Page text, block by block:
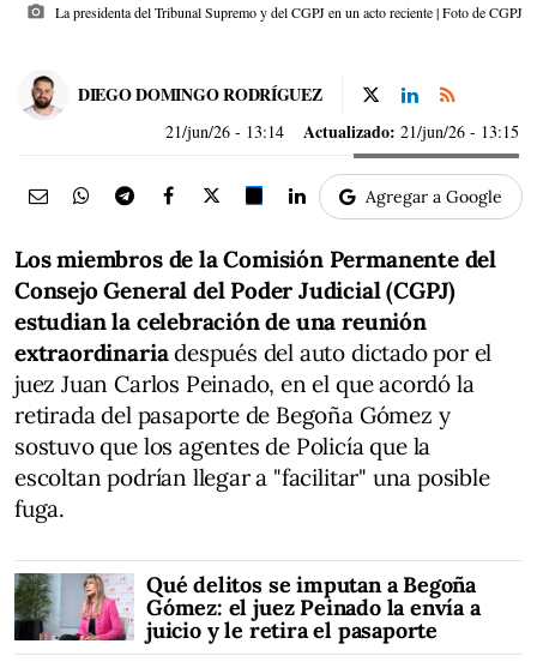
photo_camera La presidenta del Tribunal Supremo y del CGPJ en un acto reciente | Foto de CGPJ
DIEGO DOMINGO RODRÍGUEZ
21/jun/26 - 13:14 Actualizado: 21/jun/26 - 13:15
Agregar a Google
Los miembros de la Comisión Permanente del
Consejo General del Poder Judicial (CGPJ)
estudian la celebración de una reunión
extraordinariadespués del auto dictado por el
juez Juan Carlos Peinado, en el que acordó la
retirada del pasaporte de Begoña Gómez y
sostuvo que los agentes de Policía que la
escoltan podrían llegar a "facilitar" una posible
fuga.
Qué delitos se imputan a Begoña
Gómez: el juez Peinado la envía a
juicio y le retira el pasaporte